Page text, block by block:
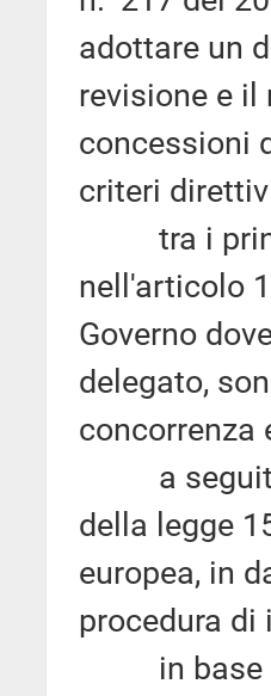
adottare un
revisione e
concessioni
criteri
tra i
nell'articolo
Governo
delegato,
concorrenza
a seguito
della legge
europea, in
procedura
in base al